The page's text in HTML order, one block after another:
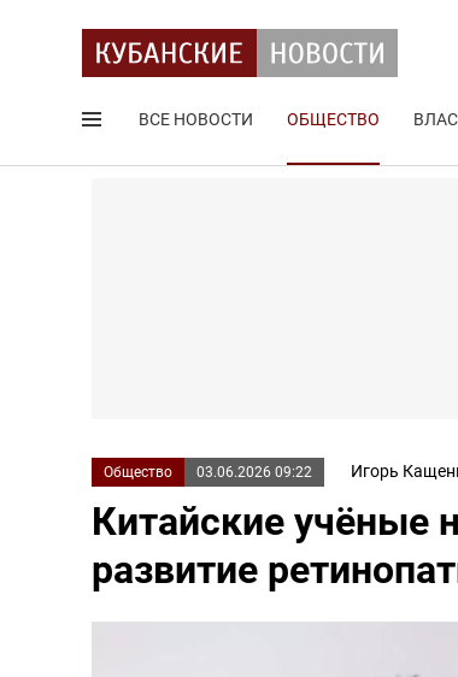
ВСЕ НОВОСТИ ОБЩЕСТВО
Общество 03.06.2026 09:22 Игорь
Китайские учёные
развитие